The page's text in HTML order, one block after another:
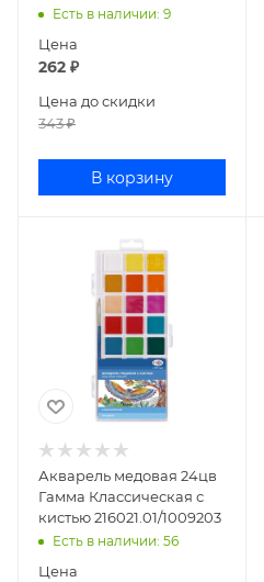
Есть в наличии: 9
Цена
262 ₽
Цена до скидки
343₽
В корзину
Акварель медовая 24цв
Гамма Классическая с
кистью 216021.01/1009203
Есть в наличии: 56
Цена